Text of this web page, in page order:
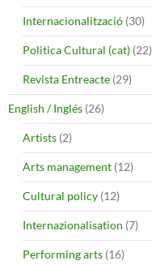
Internacionalització (30)
Politica Cultural (cat) (22)
Revista Entreacte (29)
English / Inglés (26)
Artists (2)
Arts management (12)
Cultural policy (12)
Internazionalisation (7)
Performing arts (16)